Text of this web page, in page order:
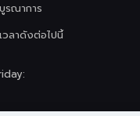
รณาการ
วลาดังต่อไปนี้